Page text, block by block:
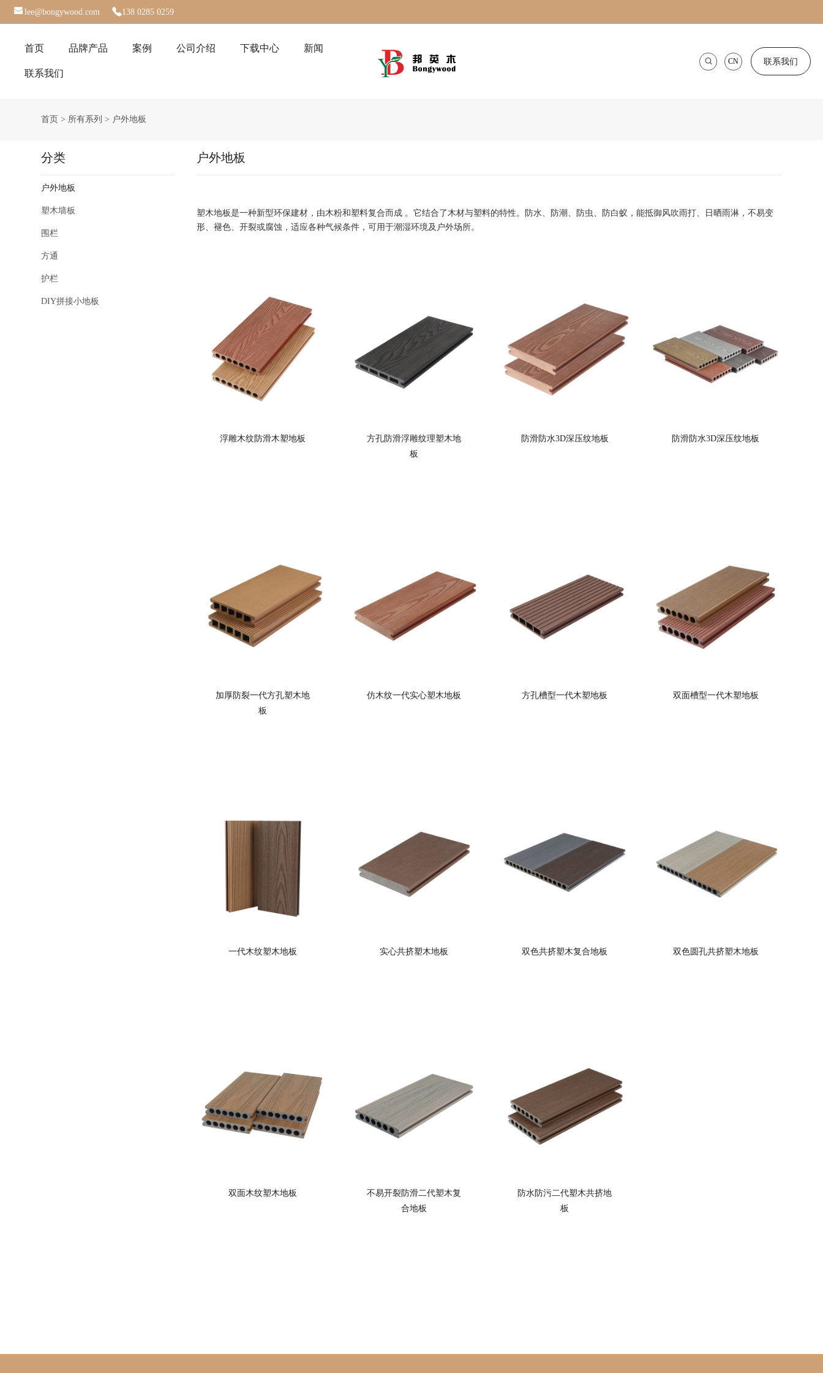
lee@bongywood.com 138 0285 0259
首页 品牌产品 案例 公司介绍 下载中心 新闻
联系我们
CN 联系我们
首页 > 所有系列 > 户外地板
分类
户外地板
塑木墙板
围栏
方通
护栏
DIY拼接小地板
户外地板
塑木地板是一种新型环保建材，由木粉和塑料复合而成 。它结合了木材与塑料的特性。 防水、防潮、防虫、防白蚁，能抵御风吹雨打、日晒雨淋，不易变
形、褪色、开裂或腐蚀，适应各种气候条件，可用于潮湿环境及户外场所。
浮雕木纹防滑木塑地板
方孔防滑浮雕纹理塑木地
板
防滑防水3D深压纹地板 防滑防水3D深压纹地板
加厚防裂一代方孔塑木地
板
仿木纹一代实心塑木地板 方孔槽型一代木塑地板 双面槽型一代木塑地板
一代木纹塑木地板 实心共挤塑木地板 双色共挤塑木复合地板 双色圆孔共挤塑木地板
双面木纹塑木地板
不易开裂防滑二代塑木复
合地板
防水防污二代塑木共挤地
板